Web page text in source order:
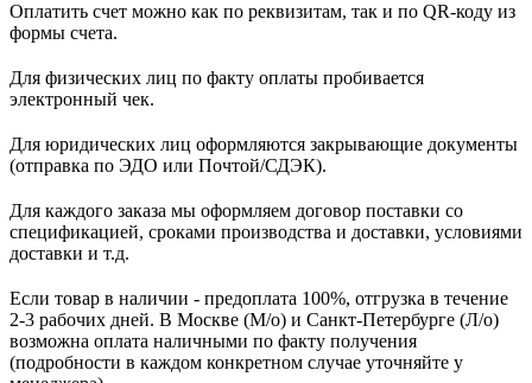
Оплатить счет можно как по реквизитам, так и по QR-коду из
формы счета.
Для физических лиц по факту оплаты пробивается
электронный чек.
Для юридических лиц оформляются закрывающие документы
(отправка по ЭДО или Почтой/СДЭК).
Для каждого заказа мы оформляем договор поставки со
спецификацией, сроками производства и доставки, условиями
доставки и т.д.
Если товар в наличии - предоплата 100%, отгрузка в течение
2-3 рабочих дней. В Москве (М/о) и Санкт-Петербурге (Л/о)
возможна оплата наличными по факту получения
(подробности в каждом конкретном случае уточняйте у